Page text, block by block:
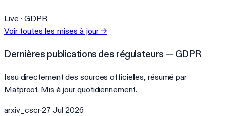
Live · GDPR
Voir toutes les mises à jour →
Dernières publications des régulateurs — GDPR
Issu directement des sources officielles, résumé par
Matproof. Mis à jour quotidiennement.
arxiv_cscr·27 Jul 2026